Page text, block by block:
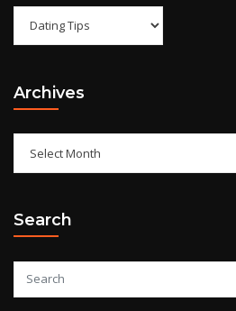
Archives
Search